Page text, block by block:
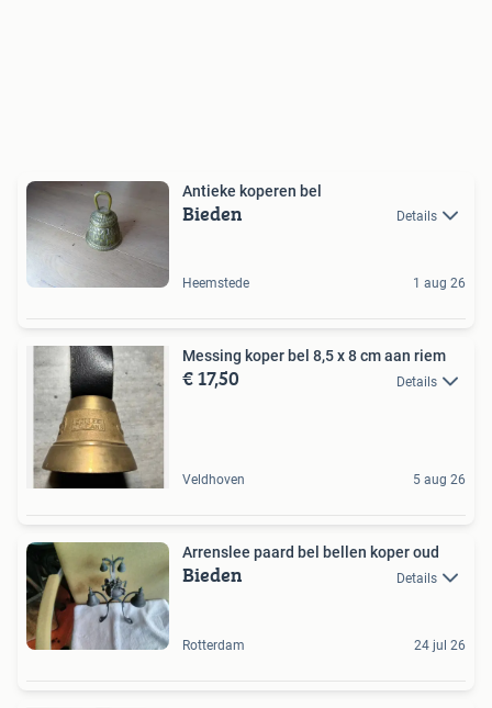
Antieke koperen bel
Bieden Details
Heemstede 1 aug 26
Messing koper bel 8,5 x 8 cm aan riem
€ 17,50 Details
Veldhoven 5 aug 26
Arrenslee paard bel bellen koper oud
Bieden Details
Rotterdam 24 jul 26